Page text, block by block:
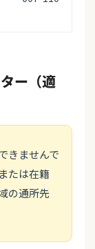
ー（適
きませんで
たは在籍
の通所先